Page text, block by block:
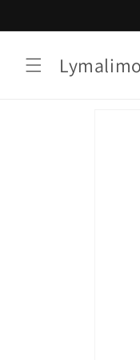
al contenido